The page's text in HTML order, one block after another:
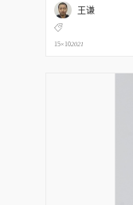
王谦
15×102021